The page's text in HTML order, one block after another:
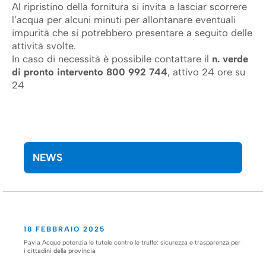
Al ripristino della fornitura si invita a lasciar scorrere
l’acqua per alcuni minuti per allontanare eventuali
impurità che si potrebbero presentare a seguito delle
attività svolte.
In caso di necessità è possibile contattare il n. verde
di pronto intervento 800 992 744, attivo 24 ore su
24
NEWS
18 FEBBRAIO 2025
Pavia Acque potenzia le tutele contro le truffe: sicurezza e trasparenza per
i cittadini della provincia